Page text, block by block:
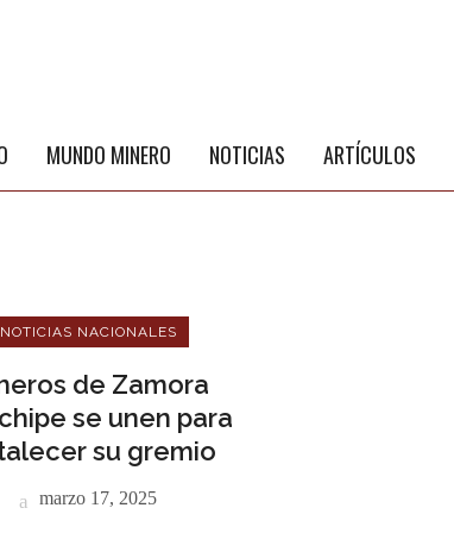
MUNDO MINERO NOTICIAS ARTÍCULOS
NOTICIAS NACIONALES
de Zamora
se unen para
su gremio
marzo 17, 2025